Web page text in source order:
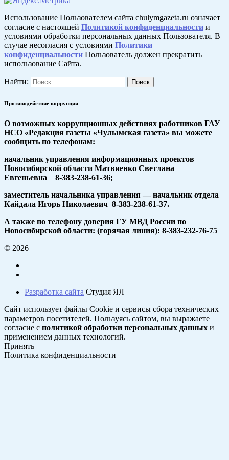
Использование Пользователем сайта chulymgazeta.ru означает
согласие с настоящей Политикой конфиденциальности и
условиями обработки персональных данных Пользователя. В
случае несогласия с условиями Политики
конфиденциальности Пользователь должен прекратить
использование Сайта.
Найти:
Противодействие коррупции
О возможных коррупционных действиях работников ГАУ
НСО «Редакция газеты «Чулымская газета» вы можете
сообщить по телефонам:
начальник управления информационных проектов
Новосибирской области Матвиенко Светлана
Евгеньевна 8-383-238-61-36;
заместитель начальника управления — начальник отдела
Кайдала Игорь Николаевич 8-383-238-61-37.
А также по телефону доверия ГУ МВД России по
Новосибирской области: (горячая линия): 8-383-232-76-75
© 2026
Разработка сайта Студия ЯЛ
Сайт использует файлы Cookie и сервисы сбора технических
параметров посетителей. Пользуясь сайтом, вы выражаете
согласие с политикой обработки персональных данных и
применением данных технологий.
Принять
Политика конфиденциальности